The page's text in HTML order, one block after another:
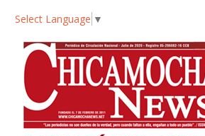
Select Language ▼